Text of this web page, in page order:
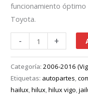
funcionamiento
Toyota.
- +
Categoría:2006-2016
Etiquetas: autopartes ,
hailux ,hilux ,hilux vigo ,